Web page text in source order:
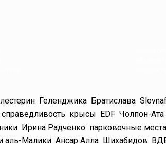
Геленджика Братислава
крысы EDF Чолпон-Ата
Ирина Радченко парковочные места
аль-Малики Ансар Алла Шихабидов